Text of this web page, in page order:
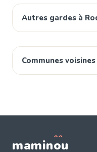
Autres gardes à
Communes voisines
maminou